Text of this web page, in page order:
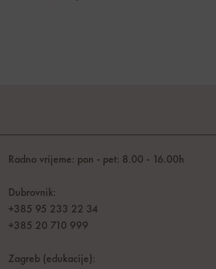
Radno vrijeme: pon - pet: 8.00 - 16.00h
Dubrovnik:
+385 95 233 22 34
+385 20 710 999
Zagreb (edukacije):